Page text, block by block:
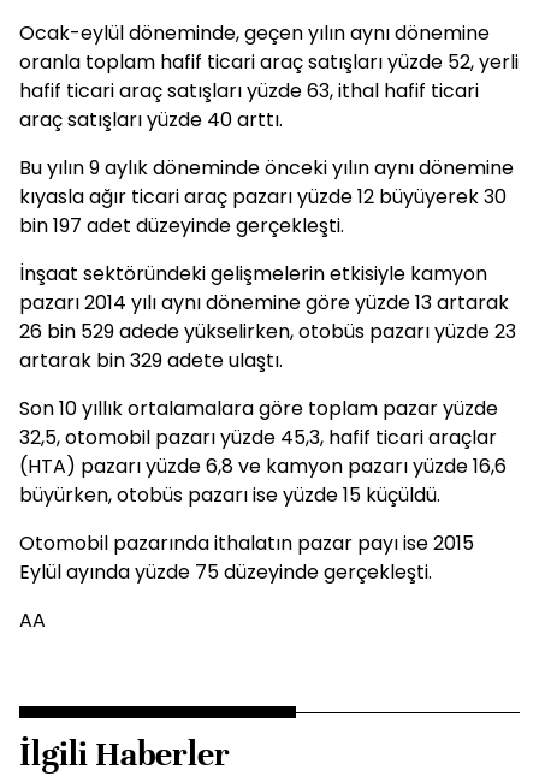
Ocak-eylül döneminde, geçen yılın aynı dönemine
oranla toplam hafif ticari araç satışları yüzde 52, yerli
hafif ticari araç satışları yüzde 63, ithal hafif ticari
araç satışları yüzde 40 arttı.
Bu yılın 9 aylık döneminde önceki yılın aynı dönemine
kıyasla ağır ticari araç pazarı yüzde 12 büyüyerek 30
bin 197 adet düzeyinde gerçekleşti.
İnşaat sektöründeki gelişmelerin etkisiyle kamyon
pazarı 2014 yılı aynı dönemine göre yüzde 13 artarak
26 bin 529 adede yükselirken, otobüs pazarı yüzde 23
artarak bin 329 adete ulaştı.
Son 10 yıllık ortalamalara göre toplam pazar yüzde
32,5, otomobil pazarı yüzde 45,3, hafif ticari araçlar
(HTA) pazarı yüzde 6,8 ve kamyon pazarı yüzde 16,6
büyürken, otobüs pazarı ise yüzde 15 küçüldü.
Otomobil pazarında ithalatın pazar payı ise 2015
Eylül ayında yüzde 75 düzeyinde gerçekleşti.
AA
İlgili Haberler